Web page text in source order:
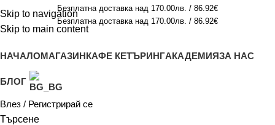
Skip to navigation
Skip to main content
Безплатна доставка над 170.00лв. / 86.92€
Безплатна доставка над 170.00лв. / 86.92€
НАЧАЛОМАГАЗИНКАФЕ КЕТЪРИНГАКАДЕМИЯЗА НАС
БЛОГ
Влез / Регистрирай се
Търсене